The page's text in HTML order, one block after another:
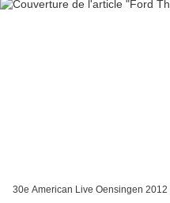
30e American Live Oensingen 2012